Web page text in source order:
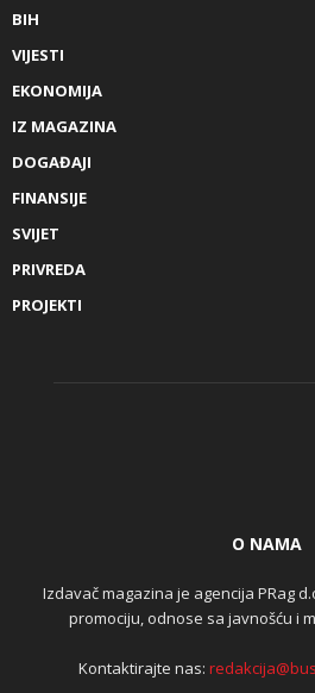
BIH
VIJESTI
EKONOMIJA
IZ MAGAZINA
DOGAĐAJI
FINANSIJE
SVIJET
PRIVREDA
PROJEKTI
O NAMA
Izdavač magazina je agencija PRag
promociju, odnose sa javnošću i
Kontaktirajte nas: